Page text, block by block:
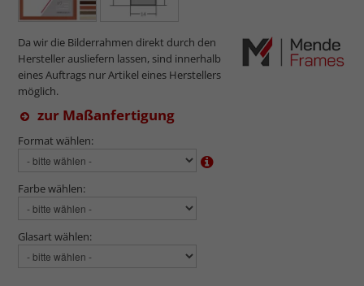
Da wir die Bilderrahmen direkt durch den
Hersteller ausliefern lassen, sind innerhalb
eines Auftrags nur Artikel eines Herstellers
möglich.
zur Maßanfertigung
Format wählen:
Farbe wählen:
Glasart wählen: